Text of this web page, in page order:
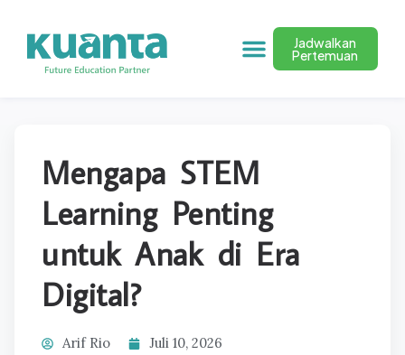
Jadwalkan
Pertemuan
Mengapa STEM
Learning Penting
untuk Anak di Era
Digital?
Arif Rio
Juli 10, 2026